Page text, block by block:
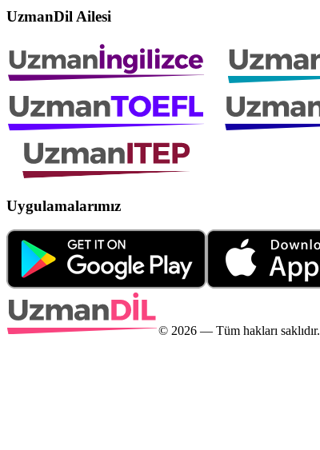
UzmanDil Ailesi
Uygulamalarımız
© 2026 — Tüm hakları saklıdır.